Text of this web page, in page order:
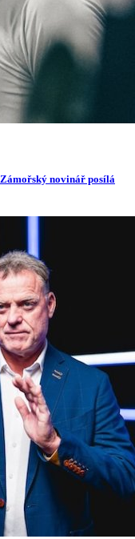
Zámořský novinář posílá